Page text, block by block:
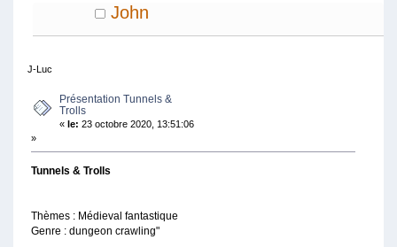
TUNNELS & TROLLS (LU 49066 FOIS)
John
J-Luc
Présentation Tunnels &
Trolls
«le: 23 octobre 2020, 13:51:06
»
Tunnels & Trolls
Thèmes : Médieval fantastique
Genre : dungeon crawling"